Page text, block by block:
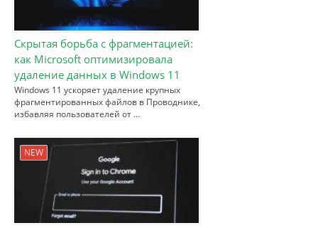
Скрытая борьба с фрагментацией:
как Microsoft оптимизировала
удаление данных в Windows 11
Windows 11 ускоряет удаление крупных
фрагментированных файлов в Проводнике,
избавляя пользователей от …
NEW